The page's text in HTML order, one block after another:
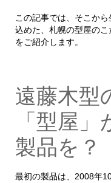
この記事では、そこか
込めた、札幌の型屋の
をご紹介します。
遠藤木型
「型屋
製品を？
最初の製品は、2008年